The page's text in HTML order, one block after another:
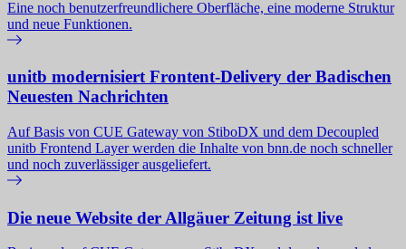
Eine noch benutzerfreundlichere Oberfläche, eine moderne Struktur
und neue Funktionen.
unitb modernisiert Frontent-Delivery der Badischen
Neuesten Nachrichten
Auf Basis von CUE Gateway von StiboDX und dem Decoupled
unitb Frontend Layer werden die Inhalte von bnn.de noch schneller
und noch zuverlässiger ausgeliefert.
Die neue Website der Allgäuer Zeitung ist live